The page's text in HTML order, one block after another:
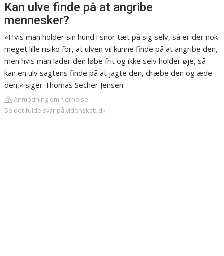
Kan ulve finde på at angribe
mennesker?
»Hvis man holder sin hund i snor tæt på sig selv, så er der nok
meget lille risiko for, at ulven vil kunne finde på at angribe den,
men hvis man lader den løbe frit og ikke selv holder øje, så
kan en ulv sagtens finde på at jagte den, dræbe den og æde
den,« siger Thomas Secher Jensen.
Anmodning om fjernelse
Se det fulde svar på videnskab.dk